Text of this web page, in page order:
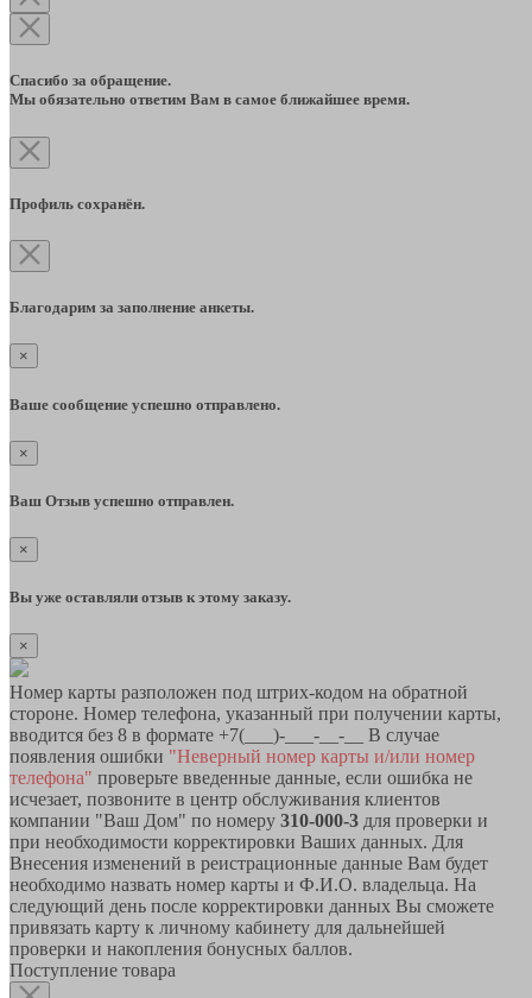
Спасибо за обращение.
Мы обязательно ответим Вам в самое ближайшее время.
Профиль сохранён.
Благодарим за заполнение анкеты.
×
Ваше сообщение успешно отправлено.
×
Ваш Отзыв успешно отправлен.
×
Вы уже оставляли отзыв к этому заказу.
×
Номер карты разположен под штрих-кодом на обратной
стороне. Номер телефона, указанный при получении карты,
вводится без 8 в формате +7(___)-___-__-__ В случае
появления ошибки "Неверный номер карты и/или номер
телефона" проверьте введенные данные, если ошибка не
исчезает, позвоните в центр обслуживания клиентов
компании "Ваш Дом" по номеру 310-000-3 для проверки и
при необходимости корректировки Ваших данных. Для
Внесения изменений в реистрационные данные Вам будет
необходимо назвать номер карты и Ф.И.О. владельца. На
следующий день после корректировки данных Вы сможете
привязать карту к личному кабинету для дальнейшей
проверки и накопления бонусных баллов.
Поступление товара